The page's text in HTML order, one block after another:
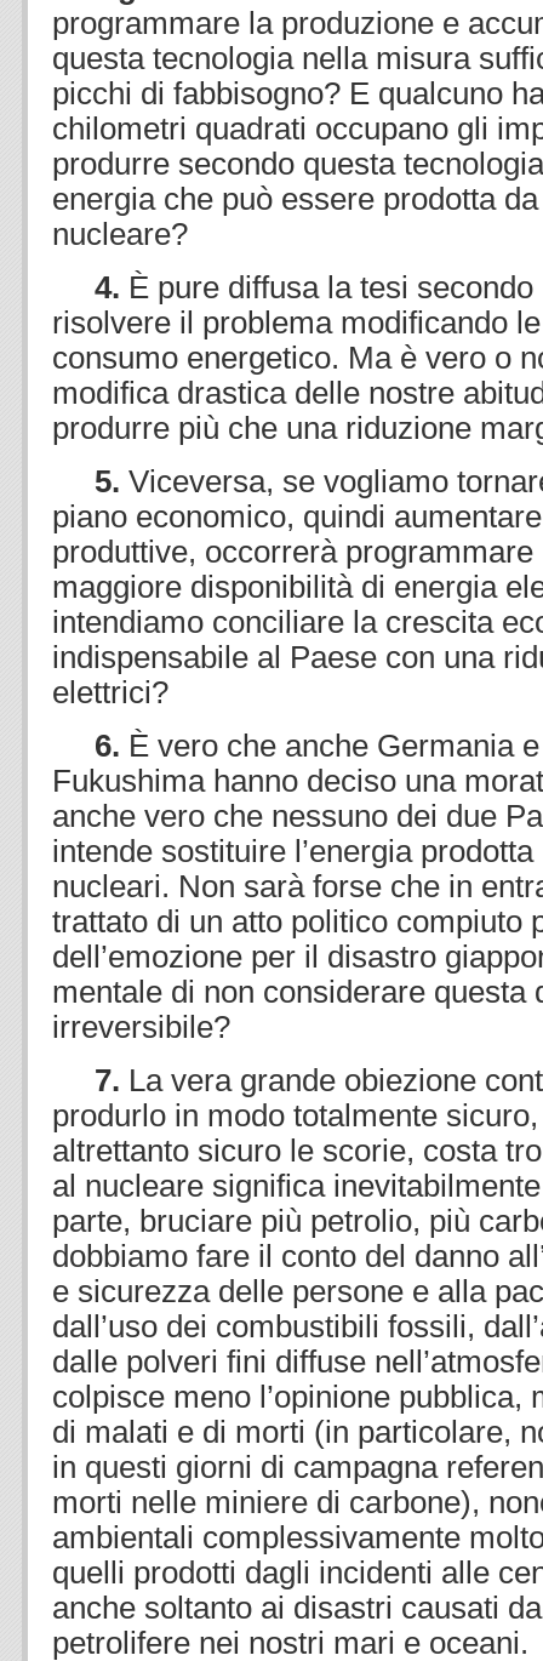
programmare la produzione e
questa tecnologia nella misura
picchi di fabbisogno? E qualcuno
chilometri quadrati occupano gli
produrre secondo questa
energia che può essere prodotta
nucleare?
4. È pure diffusa la tesi
risolvere il problema modificando
consumo energetico. Ma è vero o
modifica drastica delle nostre
produrre più che una riduzione
5. Viceversa, se vogliamo
piano economico, quindi
produttive, occorrerà
maggiore disponibilità di energia
intendiamo conciliare la crescita
indispensabile al Paese con una
elettrici?
6. È vero che anche Germania
Fukushima hanno deciso una
anche vero che nessuno dei due
intende sostituire l’energia
nucleari. Non sarà forse che in
trattato di un atto politico compiuto
dell’emozione per il disastro
mentale di non considerare questa
irreversibile?
7. La vera grande obiezione
produrlo in modo totalmente
altrettanto sicuro le scorie, costa
al nucleare significa
parte, bruciare più petrolio, più
dobbiamo fare il conto del danno
e sicurezza delle persone e alla
dall’uso dei combustibili fossili,
dalle polveri fini diffuse
colpisce meno l’opinione pubblica,
di malati e di morti (in particolare,
in questi giorni di campagna
morti nelle miniere di carbone),
ambientali complessivamente
quelli prodotti dagli incidenti alle
anche soltanto ai disastri causati
petrolifere nei nostri mari e oceani.